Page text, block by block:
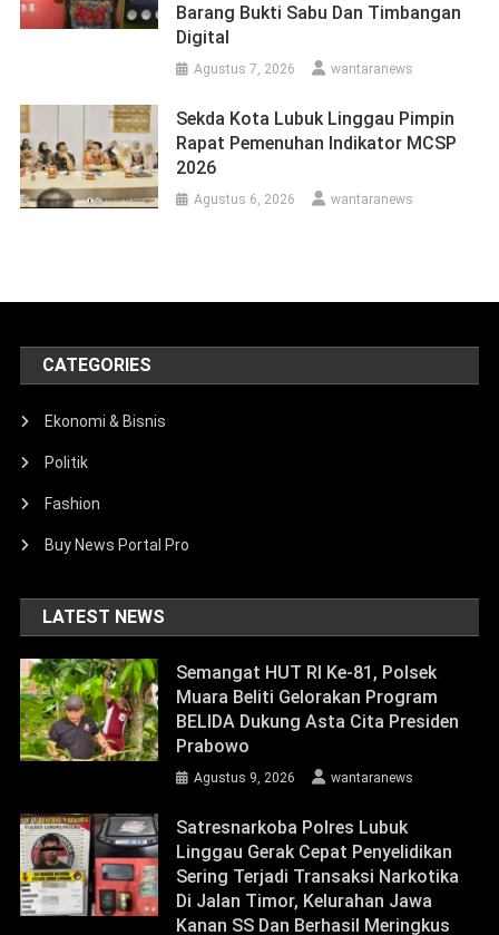
Barang Bukti Sabu Dan Timbangan
Digital
Agustus 7, 2026 wantaranews
Sekda Kota Lubuk Linggau Pimpin
Rapat Pemenuhan Indikator MCSP
2026
Agustus 6, 2026 wantaranews
CATEGORIES
Ekonomi & Bisnis
Politik
Fashion
Buy News Portal Pro
LATEST NEWS
Semangat HUT RI Ke-81, Polsek
Muara Beliti Gelorakan Program
BELIDA Dukung Asta Cita Presiden
Prabowo
Agustus 9, 2026 wantaranews
Satresnarkoba Polres Lubuk
Linggau Gerak Cepat Penyelidikan
Sering Terjadi Transaksi Narkotika
Di Jalan Timor, Kelurahan Jawa
Kanan SS Dan Berhasil Meringkus